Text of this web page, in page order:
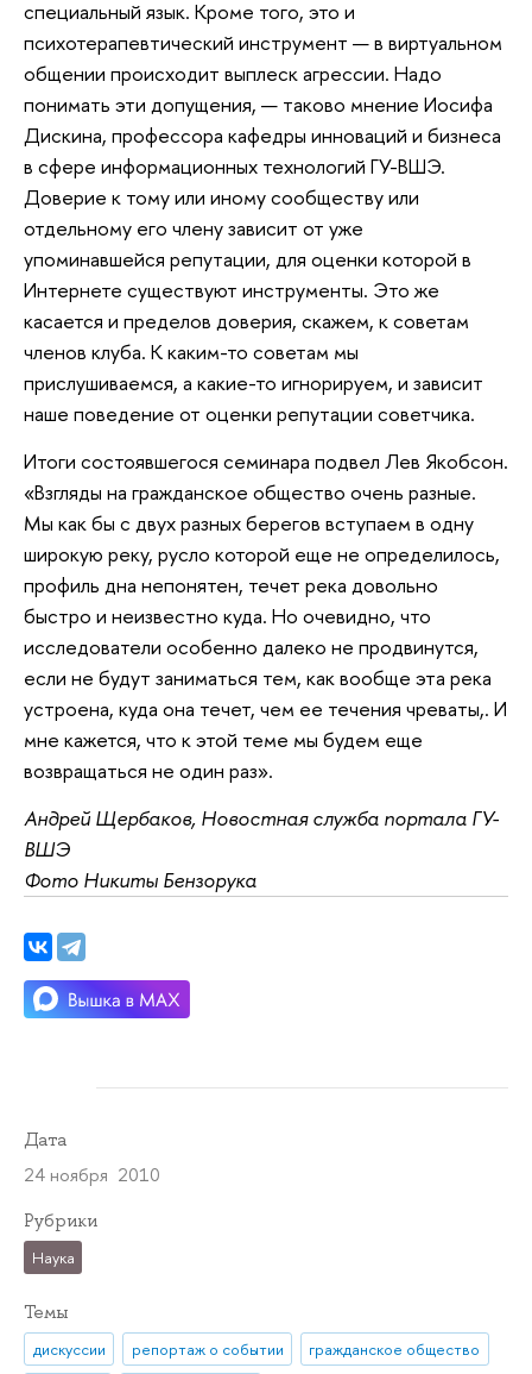
специальный язык. Кроме того, это и
психотерапевтический инструмент — в виртуальном
общении происходит выплеск агрессии. Надо
понимать эти допущения, — таково мнение Иосифа
Дискина, профессора кафедры инноваций и бизнеса
в сфере информационных технологий ГУ-ВШЭ.
Доверие к тому или иному сообществу или
отдельному его члену зависит от уже
упоминавшейся репутации, для оценки которой в
Интернете существуют инструменты. Это же
касается и пределов доверия, скажем, к советам
членов клуба. К каким-то советам мы
прислушиваемся, а какие-то игнорируем, и зависит
наше поведение от оценки репутации советчика.
Итоги состоявшегося семинара подвел Лев Якобсон.
«Взгляды на гражданское общество очень разные.
Мы как бы с двух разных берегов вступаем в одну
широкую реку, русло которой еще не определилось,
профиль дна непонятен, течет река довольно
быстро и неизвестно куда. Но очевидно, что
исследователи особенно далеко не продвинутся,
если не будут заниматься тем, как вообще эта река
устроена, куда она течет, чем ее течения чреваты,. И
мне кажется, что к этой теме мы будем еще
возвращаться не один раз».
Андрей Щербаков, Новостная служба портала ГУ-
ВШЭ
Фото Никиты Бензорука
Дата
24 ноября 2010
Рубрики
Наука
Темы
дискуссии репортаж о событии гражданское общество